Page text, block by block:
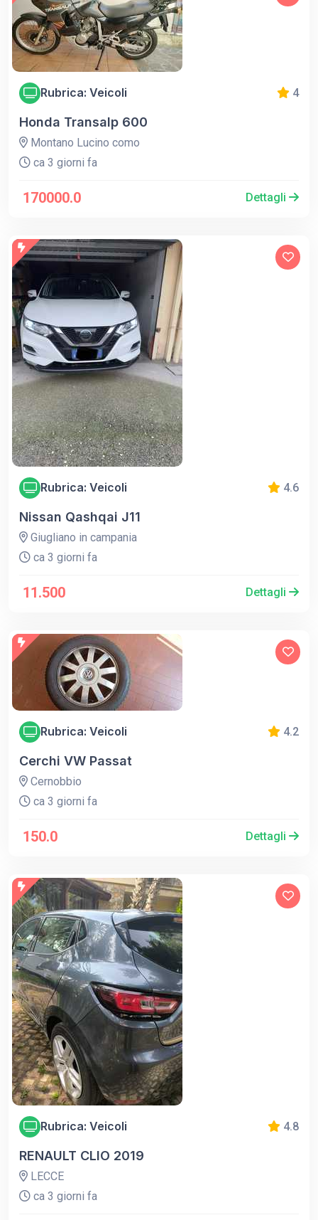
Rubrica: Veicoli 4
Honda Transalp 600
Montano Lucino como
ca 3 giorni fa
170000.0 Dettagli
Rubrica: Veicoli 4.6
Nissan Qashqai J11
Giugliano in campania
ca 3 giorni fa
11.500 Dettagli
Rubrica: Veicoli 4.2
Cerchi VW Passat
Cernobbio
ca 3 giorni fa
150.0 Dettagli
Rubrica: Veicoli 4.8
RENAULT CLIO 2019
LECCE
ca 3 giorni fa